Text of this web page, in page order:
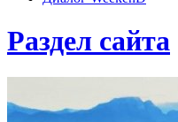
Раздел сайта